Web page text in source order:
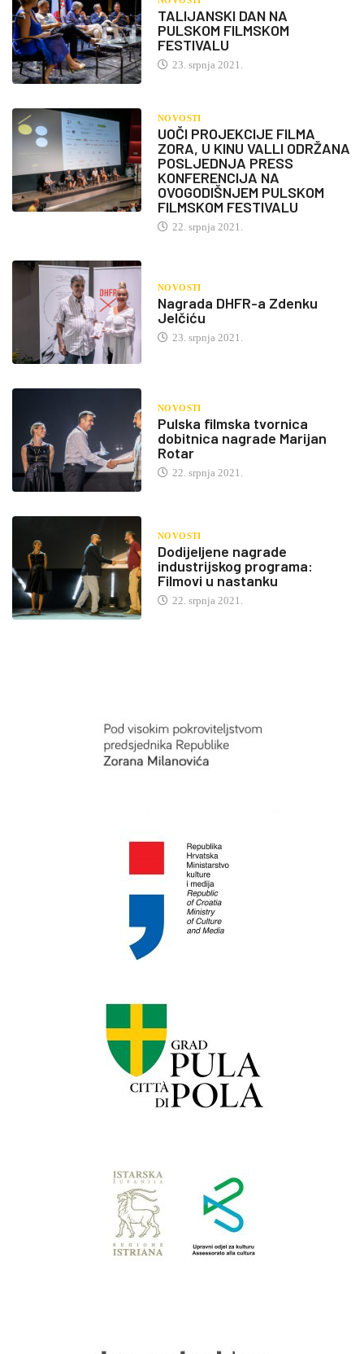
TALIJANSKI DAN NA
PULSKOM FILMSKOM
FESTIVALU
23. srpnja 2021.
NOVOSTI
UOČI PROJEKCIJE FILMA
ZORA, U KINU VALLI ODRŽANA
POSLJEDNJA PRESS
KONFERENCIJA NA
OVOGODIŠNJEM PULSKOM
FILMSKOM FESTIVALU
22. srpnja 2021.
NOVOSTI
Nagrada DHFR-a Zdenku
Jelčiću
23. srpnja 2021.
NOVOSTI
Pulska filmska tvornica
dobitnica nagrade Marijan
Rotar
22. srpnja 2021.
NOVOSTI
Dodijeljene nagrade
industrijskog programa:
Filmovi u nastanku
22. srpnja 2021.